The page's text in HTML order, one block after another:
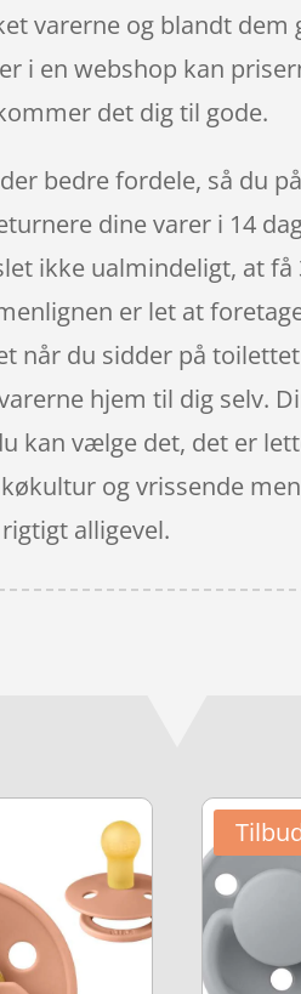
varerne og blandt
i en webshop kan
det dig til gode.
bedre fordele, så du
dine varer i 14
ikke ualmindeligt, at
er let at
når du sidder på
hjem til dig selv.
kan vælge det, det er
og vrissende
alligevel.